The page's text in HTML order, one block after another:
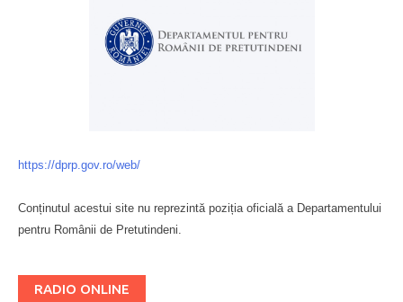
https://dprp.gov.ro/web/
Conținutul acestui site nu reprezintă poziția oficială a Departamentului
pentru Românii de Pretutindeni.
RADIO ONLINE